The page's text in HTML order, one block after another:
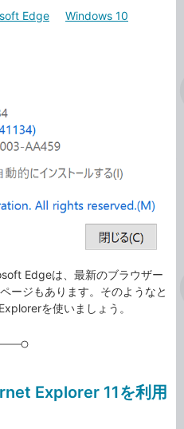
Edge Windows 10
Edgeは、最新のブラウザー
ージもあります。そのようなと
を使いましょう。
Explorer 11を利用